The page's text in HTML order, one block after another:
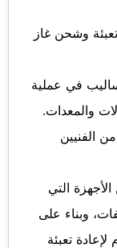
وشحن غاز
في عملية
والمعدات.
الفنيين
التي
وبناء على
لإعادة تعبئة